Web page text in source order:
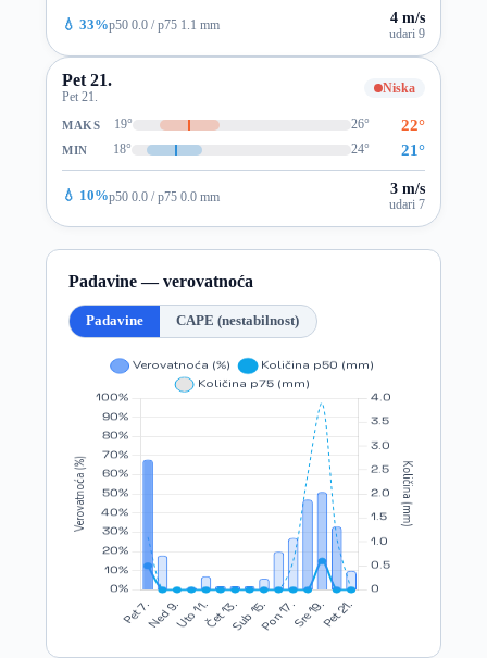
💧 33%p50 0.0 / p75 1.1 mm 4 m/s
udari 9
Pet 21.
Pet 21.
Niska
MAKS 19° 26° 22°
MIN 18° 24° 21°
💧 10%p50 0.0 / p75 0.0 mm 3 m/s
udari 7
Padavine — verovatnoća
Padavine CAPE (nestabilnost)